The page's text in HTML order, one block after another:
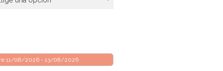
11/08/2026 - 13/08/2026